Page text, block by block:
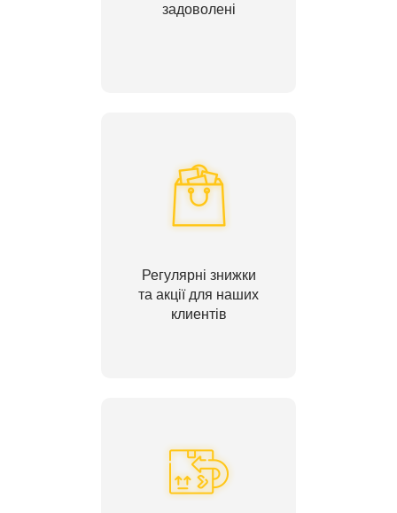
задоволені
Регулярні знижки
та акції для наших
клиентів